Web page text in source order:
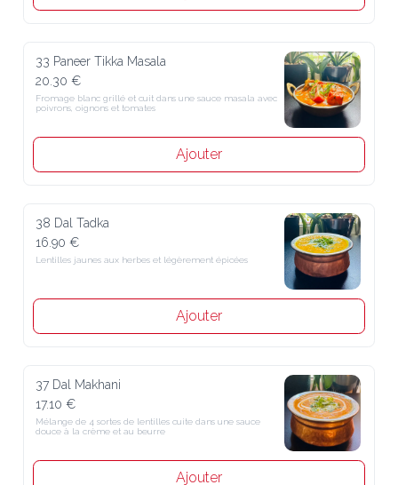
33 Paneer Tikka Masala
20.30 €
Fromage blanc grillé et cuit dans une sauce masala avec poivrons,
oignons et tomates
Ajouter
38 Dal Tadka
16.90 €
Lentilles jaunes aux herbes et légèrement épicées
Ajouter
37 Dal Makhani
17.10 €
Mélange de 4 sortes de lentilles cuite dans une sauce douce à la
crème et au beurre
Ajouter